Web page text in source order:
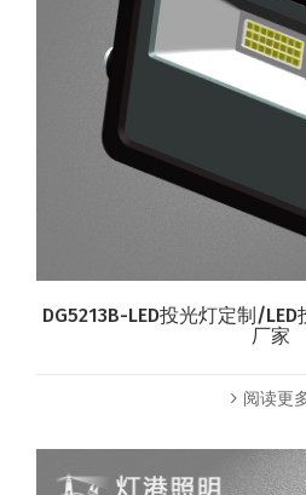
DG5213B-LED投光灯定制/
厂家
阅读更